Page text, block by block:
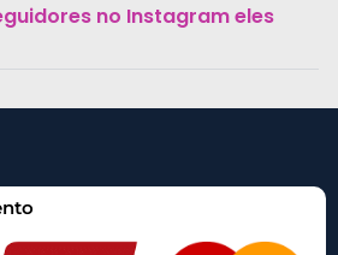
no Instagram eles